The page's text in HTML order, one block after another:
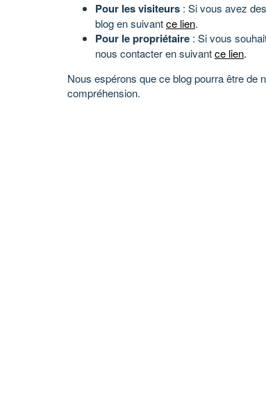
Pour les visiteurs : Si vous avez
blog en suivantce lien.
Pour le propriétaire : Si vous
nous contacter en suivantce lien.
Nous espérons que ce blog pourra être de
compréhension.